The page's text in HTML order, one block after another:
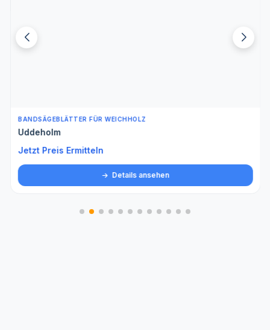
BANDSÄGEBLÄTTER FÜR WEICHHOLZ
Uddeholm
Jetzt Preis Ermitteln
Details ansehen